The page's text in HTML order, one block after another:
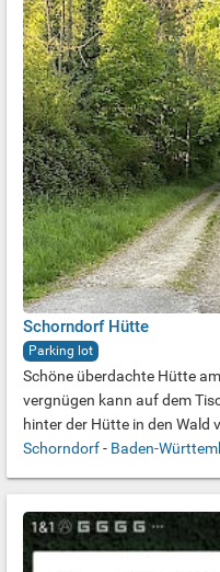
Schorndorf Hütte
Parking lot
Schöne überdachte Hütte
vergnügen kann auf dem
hinter der Hütte in den Wald
Schorndorf- Baden-